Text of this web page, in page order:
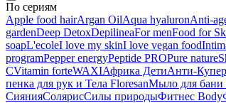
По сериям
Apple food hairArgan OilAqua hyaluronAnti-
gardenDeep DetoxDepilineaFor menFood for
soapL'ecoleI love my skinI love vegan food
programPepper energyPeptide PROPure nature
CVitamin forteWAXIАфрика ДетиАнти-
пенка для рук и Тела FloresanМыло для бани
СиянияСолярисСилы природыФитнес Body